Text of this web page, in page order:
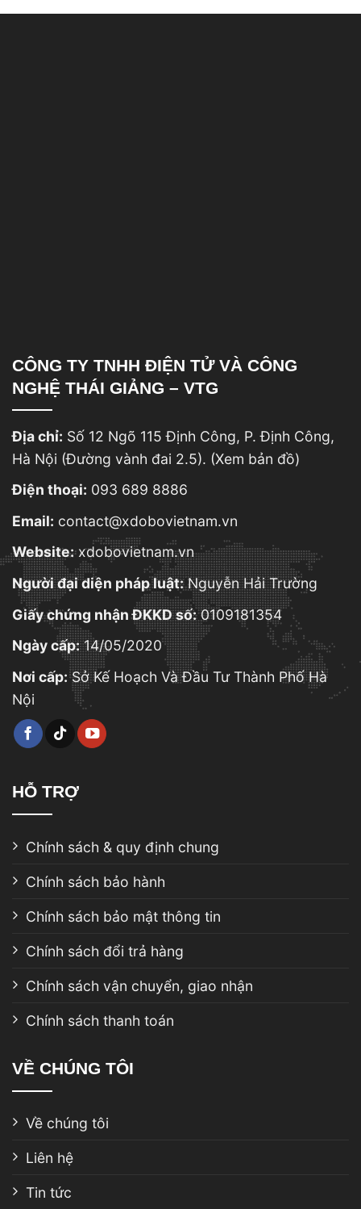
CÔNG TY TNHH ĐIỆN TỬ VÀ CÔNG
NGHỆ THÁI GIẢNG – VTG
Địa chỉ: Số 12 Ngõ 115 Định Công, P. Định Công,
Hà Nội (Đường vành đai 2.5). (Xem bản đồ)
Điện thoại: 093 689 8886
Email: contact@xdobovietnam.vn
Website:xdobovietnam.vn
Người đại diện pháp luật:Nguyễn Hải Trường
Giấy chứng nhận ĐKKD số:0109181354
Ngày cấp:14/05/2020
Nơi cấp:Sở Kế Hoạch Và Đầu Tư Thành Phố Hà
Nội
HỖ TRỢ
Chính sách & quy định chung
Chính sách bảo hành
Chính sách bảo mật thông tin
Chính sách đổi trả hàng
Chính sách vận chuyển, giao nhận
Chính sách thanh toán
VỀ CHÚNG TÔI
Về chúng tôi
Liên hệ
Tin tức